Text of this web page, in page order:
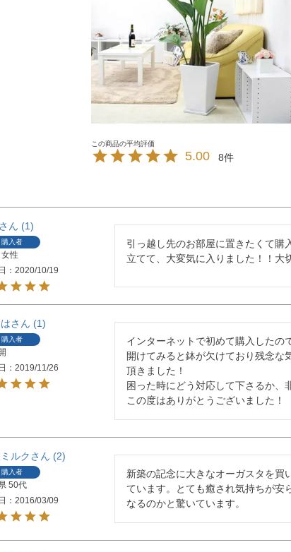
5.00 8
1
購入者
女性
2020/10/19
引っ越し先のお部屋に置きたくて購
立てて、大変気に入りました！！大
1
購入者
2019/11/26
インターネットで初めて購入したの
開けてみると鉢が欠けており残念
頂きました！
困った時にどう対応して下さるか、
この度はありがとうございました！
ルク 2
購入者
50代
2016/03/09
新築の記念に大きなオーガスタを買
ています。とても癒され気持ちが安
なるのかと驚いています。